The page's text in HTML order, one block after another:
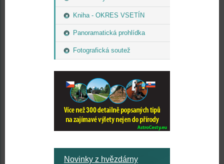
Kniha - OKRES VSETÍN
Panoramatická prohlídka
Fotografická soutež
Novinky z hvězdárny